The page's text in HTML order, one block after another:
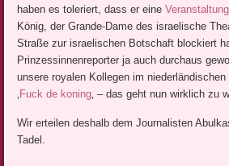
haben es toleriert, dass er eineVeranstaltung
König, der Grande-Dame des israelische
Straße zur israelischen Botschaft blockiert
Prinzessinnenreporter ja auch durchaus
unsere royalen Kollegen im niederländischen
‚ Fuck de koning‚ – das geht nun wirklich zu
Wir erteilen deshalb dem Journalisten
Tadel.